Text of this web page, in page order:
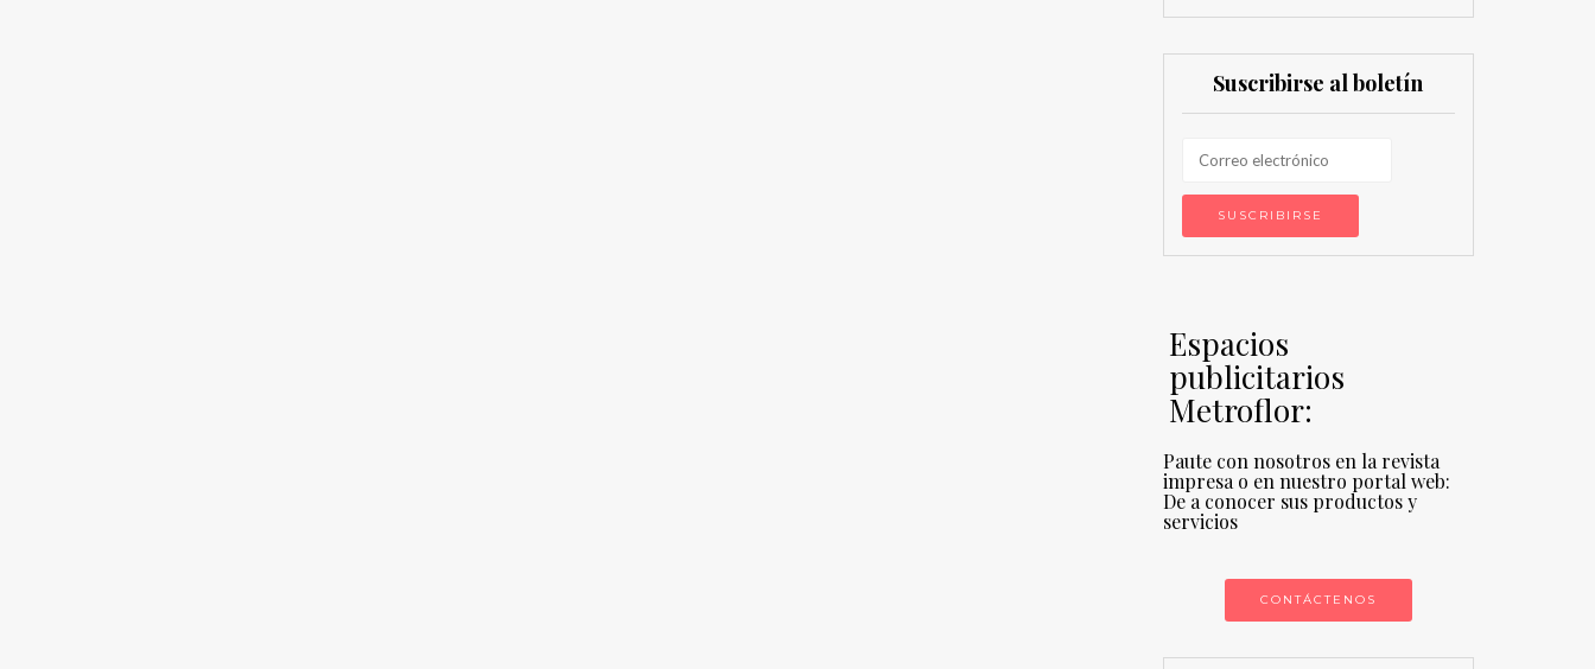
Suscribirse al boletín
Espacios
publicitarios
Metroflor:
Paute con nosotros en la revista
impresa o en nuestro portal web:
De a conocer sus productos y
servicios
CONTÁCTENOS